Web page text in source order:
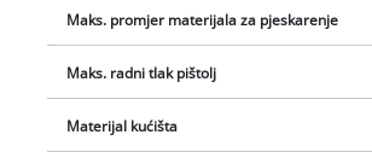
Maks. promjer materijala za pjeskarenje
Maks. radni tlak pištolj
Materijal kućišta